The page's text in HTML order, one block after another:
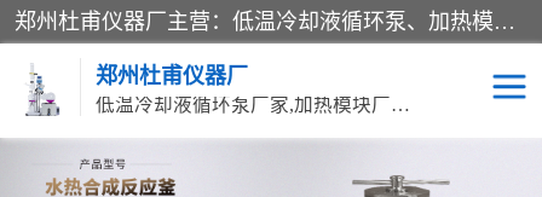
郑州杜甫仪器厂主营：低温冷却液循环泵、加热模块、水热合成反应釜、水油浴锅、旋转蒸发器、循环水真空泵等产品。郑州杜甫仪器厂在众多的教学仪器行业中依靠科技力量扬长避短、迅速发展，成为国家教委*生产教学仪器的厂家，产品具有国内良好水平，主导产品通过ISO9002质量认证。
郑州杜甫仪器厂
低温冷却液循环泵厂家,加热模块厂家,水热合成反应釜厂家,水油浴锅厂家,旋转蒸发器厂家